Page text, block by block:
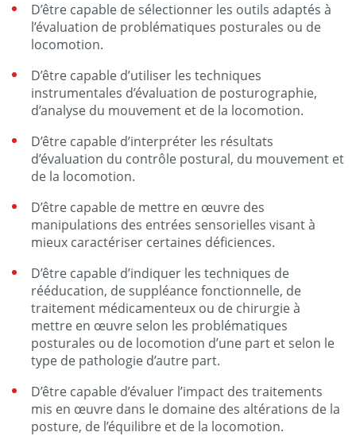
D’être capable de sélectionner les outils adaptés à
l’évaluation de problématiques posturales ou de
locomotion.
D’être capable d’utiliser les techniques
instrumentales d’évaluation de posturographie,
d’analyse du mouvement et de la locomotion.
D’être capable d’interpréter les résultats
d’évaluation du contrôle postural, du mouvement et
de la locomotion.
D’être capable de mettre en œuvre des
manipulations des entrées sensorielles visant à
mieux caractériser certaines déficiences.
D’être capable d’indiquer les techniques de
rééducation, de suppléance fonctionnelle, de
traitement médicamenteux ou de chirurgie à
mettre en œuvre selon les problématiques
posturales ou de locomotion d’une part et selon le
type de pathologie d’autre part.
D’être capable d’évaluer l’impact des traitements
mis en œuvre dans le domaine des altérations de la
posture, de l’équilibre et de la locomotion.